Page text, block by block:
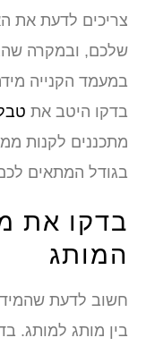
צריכים לדעת את
שלכם, ובמקרה
במעמד הקנייה
בדקו היטב את
מתכננים לקנות
בגודל המתאים
בדקו את
המותג
חשוב לדעת
בין מותג למותג.